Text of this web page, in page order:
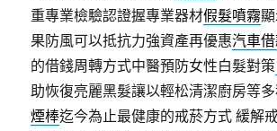
重專業檢驗認證握專業器材假髮噴霧
果防風可以抵抗力強資產再優惠汽車
的借錢周轉方式中醫預防女性白髮對策
助恢復亮麗黑髮讓以輕松清潔廚房等
煙棒迄今為止最健康的戒菸方式 緩解